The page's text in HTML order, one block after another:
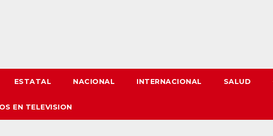
ESTATAL NACIONAL INTERNACIONAL SALUD
EN TELEVISION